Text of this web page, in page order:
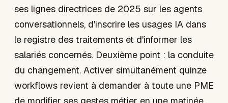
ses lignes directrices de 2025 sur les agents
conversationnels, d'inscrire les usages IA dans
le registre des traitements et d'informer les
salariés concernés. Deuxième point : la conduite
du changement. Activer simultanément quinze
workflows revient à demander à toute une PME
de modifier ses gestes métier en une matinée.